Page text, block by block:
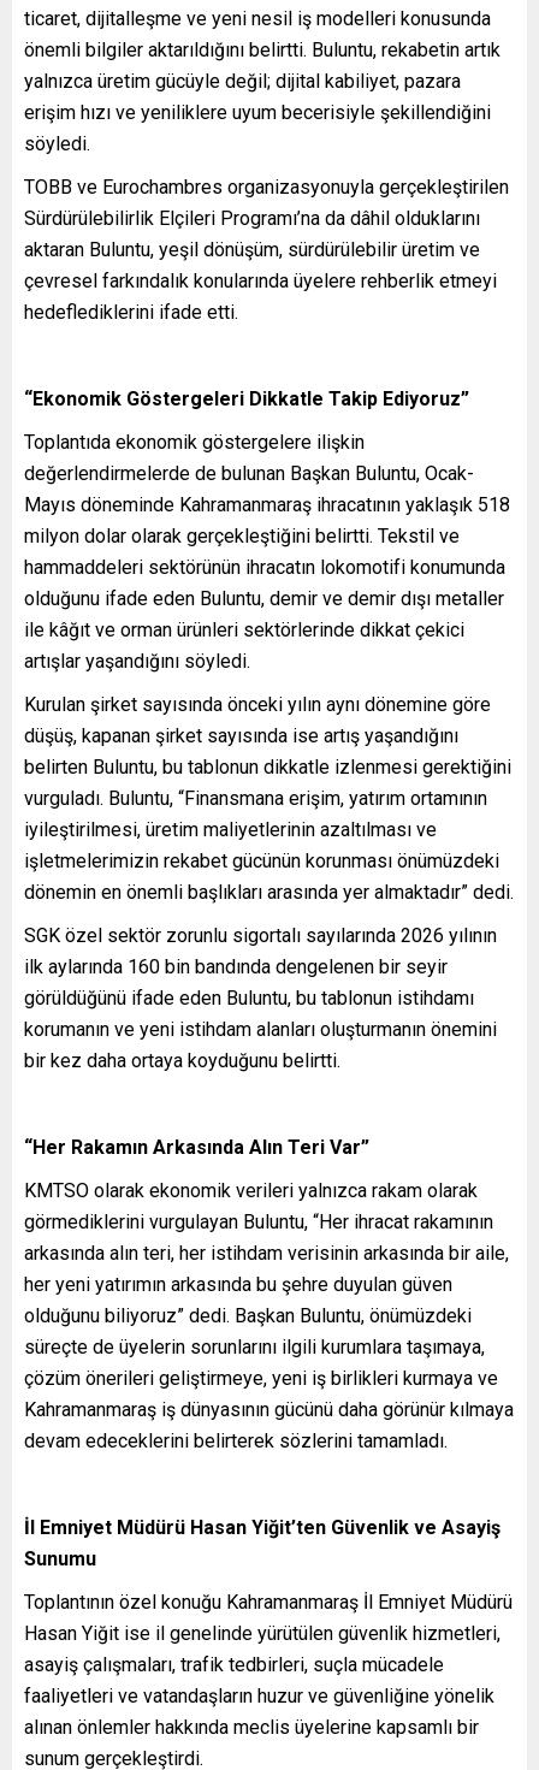
ticaret, dijitalleşme ve yeni nesil iş modelleri konusunda
önemli bilgiler aktarıldığını belirtti. Buluntu, rekabetin artık
yalnızca üretim gücüyle değil; dijital kabiliyet, pazara
erişim hızı ve yeniliklere uyum becerisiyle şekillendiğini
söyledi.
TOBB ve Eurochambres organizasyonuyla gerçekleştirilen
Sürdürülebilirlik Elçileri Programı’na da dâhil olduklarını
aktaran Buluntu, yeşil dönüşüm, sürdürülebilir üretim ve
çevresel farkındalık konularında üyelere rehberlik etmeyi
hedeflediklerini ifade etti.
“Ekonomik Göstergeleri Dikkatle Takip Ediyoruz”
Toplantıda ekonomik göstergelere ilişkin
değerlendirmelerde de bulunan Başkan Buluntu, Ocak-
Mayıs döneminde Kahramanmaraş ihracatının yaklaşık 518
milyon dolar olarak gerçekleştiğini belirtti. Tekstil ve
hammaddeleri sektörünün ihracatın lokomotifi konumunda
olduğunu ifade eden Buluntu, demir ve demir dışı metaller
ile kâğıt ve orman ürünleri sektörlerinde dikkat çekici
artışlar yaşandığını söyledi.
Kurulan şirket sayısında önceki yılın aynı dönemine göre
düşüş, kapanan şirket sayısında ise artış yaşandığını
belirten Buluntu, bu tablonun dikkatle izlenmesi gerektiğini
vurguladı. Buluntu, “Finansmana erişim, yatırım ortamının
iyileştirilmesi, üretim maliyetlerinin azaltılması ve
işletmelerimizin rekabet gücünün korunması önümüzdeki
dönemin en önemli başlıkları arasında yer almaktadır” dedi.
SGK özel sektör zorunlu sigortalı sayılarında 2026 yılının
ilk aylarında 160 bin bandında dengelenen bir seyir
görüldüğünü ifade eden Buluntu, bu tablonun istihdamı
korumanın ve yeni istihdam alanları oluşturmanın önemini
bir kez daha ortaya koyduğunu belirtti.
“Her Rakamın Arkasında Alın Teri Var”
KMTSO olarak ekonomik verileri yalnızca rakam olarak
görmediklerini vurgulayan Buluntu, “Her ihracat rakamının
arkasında alın teri, her istihdam verisinin arkasında bir aile,
her yeni yatırımın arkasında bu şehre duyulan güven
olduğunu biliyoruz” dedi. Başkan Buluntu, önümüzdeki
süreçte de üyelerin sorunlarını ilgili kurumlara taşımaya,
çözüm önerileri geliştirmeye, yeni iş birlikleri kurmaya ve
Kahramanmaraş iş dünyasının gücünü daha görünür kılmaya
devam edeceklerini belirterek sözlerini tamamladı.
İl Emniyet Müdürü Hasan Yiğit’ten Güvenlik ve Asayiş
Sunumu
Toplantının özel konuğu Kahramanmaraş İl Emniyet Müdürü
Hasan Yiğit ise il genelinde yürütülen güvenlik hizmetleri,
asayiş çalışmaları, trafik tedbirleri, suçla mücadele
faaliyetleri ve vatandaşların huzur ve güvenliğine yönelik
alınan önlemler hakkında meclis üyelerine kapsamlı bir
sunum gerçekleştirdi.